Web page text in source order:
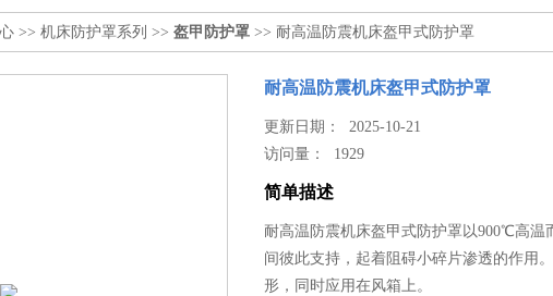
>> 机床防护罩系列 >> 盔甲防护罩 >> 耐高温防震机床盔甲式防护罩
耐高温防震机床盔甲式防护罩
更新日期： 2025-10-21
访问量： 1929
简单描述
耐高温防震机床盔甲式防护罩以900℃高温
间彼此支持，起着阻碍小碎片渗透的作用
形，同时应用在风箱上。